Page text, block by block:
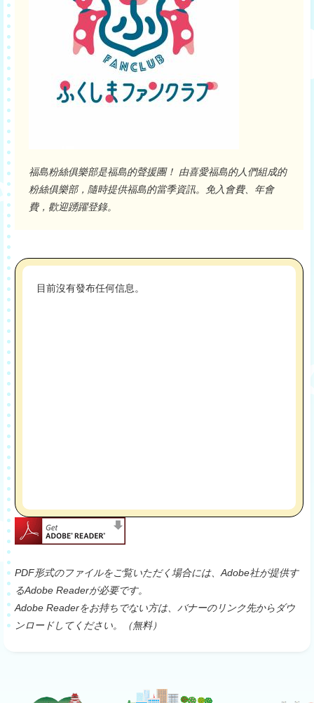
福島粉絲俱樂部是福島的聲援團！ 由喜愛福島的人們組成的
粉絲俱樂部，隨時提供福島的當季資訊。免入會費、年會
費，歡迎踴躍登錄。
PDF形式のファイルをご覧いただく場合には、Adobe社が提供す
るAdobe Readerが必要です。
Adobe Readerをお持ちでない方は、バナーのリンク先からダウ
ンロードしてください。（無料）